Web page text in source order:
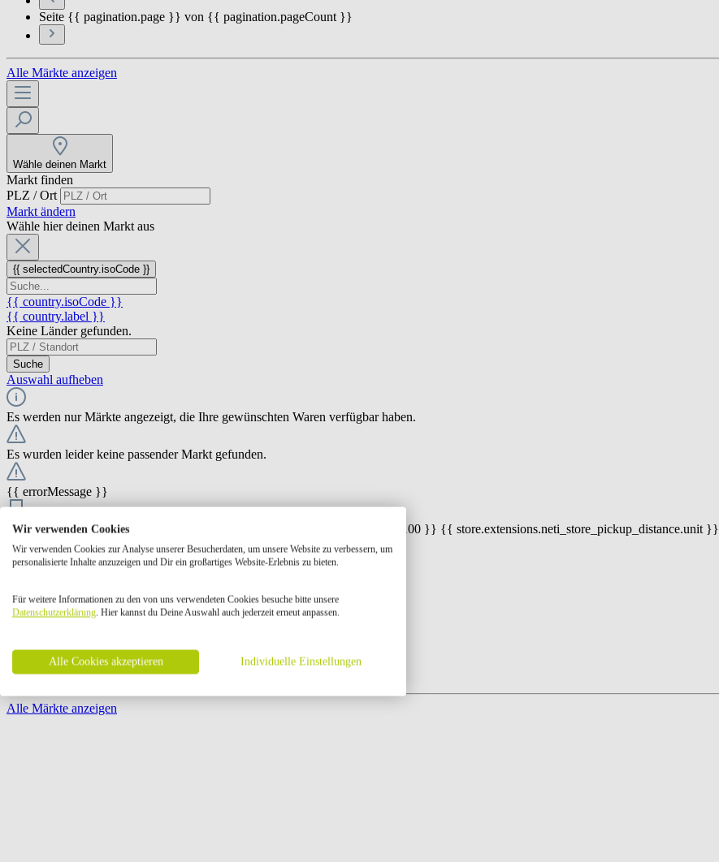
Seite {{ pagination.page }} von {{ pagination.pageCount }}
Alle Märkte anzeigen
Wähle deinen Markt
Markt finden
PLZ / Ort
Markt ändern
Wähle hier deinen Markt aus
{{ selectedCountry.isoCode }}
{{ country.isoCode }}
{{ country.label }}
Keine Länder gefunden.
Suche
Auswahl aufheben
Es werden nur Märkte angezeigt, die Ihre gewünschten Waren verfügbar haben.
Es wurden leider keine passender Markt gefunden.
{{ errorMessage }}
{{ Math.round(store.extensions.neti_store_pickup_distance.distance * 100) / 100 }} {{ store.extensions.neti_store_pickup_distance.unit }}
{{ store.label }}
{{ store.street }} {{ store.streetNumber }}
{{ store.zipCode }} {{ store.city }}
Öffnungszeiten:
Seite {{ pagination.page }} von {{ pagination.pageCount }}
Alle Märkte anzeigen
Wir verwenden Cookies
Wir verwenden Cookies zur Analyse unserer Besucherdaten, um unsere Website zu verbessern, um
personalisierte Inhalte anzuzeigen und Dir ein großartiges Website-Erlebnis zu bieten.
Für weitere Informationen zu den von uns verwendeten Cookies besuche bitte unsere
Datenschutzerklärung. Hier kannst du Deine Auswahl auch jederzeit erneut anpassen.
Alle Cookies akzeptieren Individuelle Einstellungen